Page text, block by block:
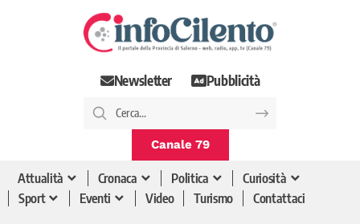
Newsletter Pubblicità
Canale 79
Attualità Cronaca Politica
Curiosità
Sport
Eventi Video Turismo Contattaci